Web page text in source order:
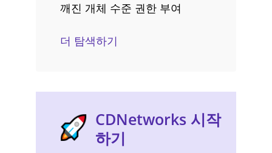
깨진 개체 수준 권한 부여
더 탐색하기
CDNetworks 시작
하기